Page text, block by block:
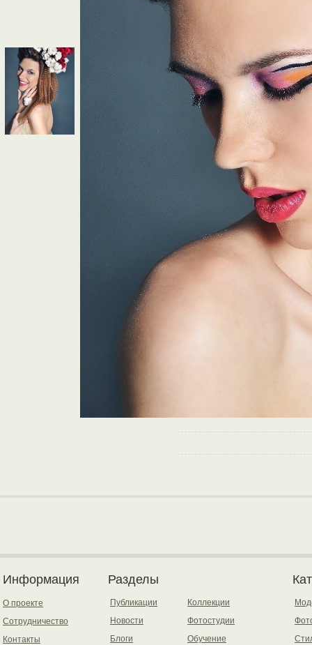
Информация
О проекте
Сотрудничество
Контакты
Разделы
Публикации
Новости
Блоги
Коллекции
Фотостудии
Обучение